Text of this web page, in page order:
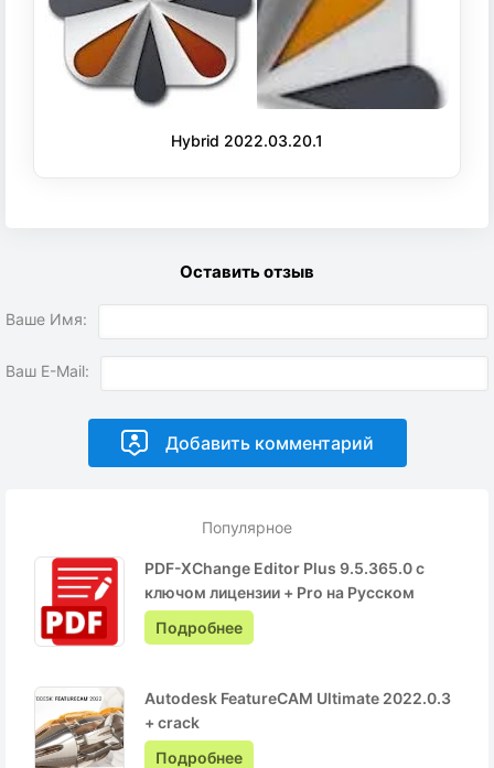
Популярное
PDF-XChange Editor Plus 9.5.365.0 с
ключом лицензии + Pro на Русском
Подробнее
Autodesk FeatureCAM Ultimate 2022.0.3
+ crack
Подробнее
Hybrid 2022.03.20.1
Оставить отзыв
Ваше Имя:
Ваш E-Mail: